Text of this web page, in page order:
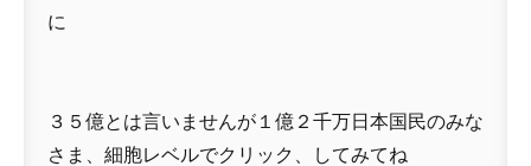
に
３５億とは言いませんが１億２千万日本国民のみな
さま、細胞レベルでクリック、してみてね